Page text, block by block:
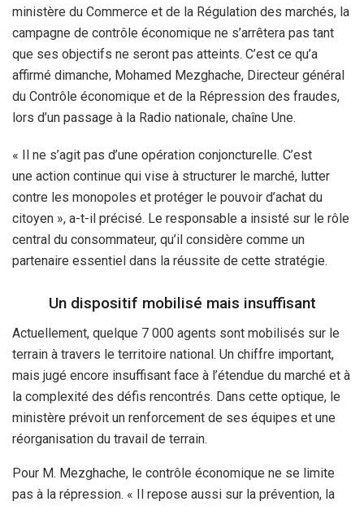
ministère du Commerce et de la Régulation des marchés, la
campagne de contrôle économique ne s’arrêtera pas tant
que ses objectifs ne seront pas atteints. C’est ce qu’a
affirmé dimanche, Mohamed Mezghache, Directeur général
du Contrôle économique et de la Répression des fraudes,
lors d’un passage à la Radio nationale, chaîne Une.
« Il ne s’agit pas d’une opération conjoncturelle. C’est
une action continue qui vise à structurer le marché, lutter
contre les monopoles et protéger le pouvoir d’achat du
citoyen », a-t-il précisé. Le responsable a insisté sur le rôle
central du consommateur, qu’il considère comme un
partenaire essentiel dans la réussite de cette stratégie.
Un dispositif mobilisé mais insuffisant
Actuellement, quelque 7 000 agents sont mobilisés sur le
terrain à travers le territoire national. Un chiffre important,
mais jugé encore insuffisant face à l’étendue du marché et à
la complexité des défis rencontrés. Dans cette optique, le
ministère prévoit un renforcement de ses équipes et une
réorganisation du travail de terrain.
Pour M. Mezghache, le contrôle économique ne se limite
pas à la répression. « Il repose aussi sur la prévention, la